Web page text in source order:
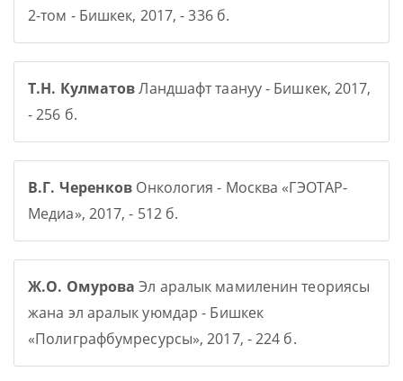
2-том - Бишкек, 2017, - 336 б.
Т.Н. КулматовЛандшафт таануу - Бишкек, 2017,
- 256 б.
В.Г. Черенков Онкология - Москва «ГЭОТАР-
Медиа», 2017, - 512 б.
Ж.О. Омурова Эл аралык мамиленин теориясы
жана эл аралык уюмдар - Бишкек
«Полиграфбумресурсы», 2017, - 224 б.